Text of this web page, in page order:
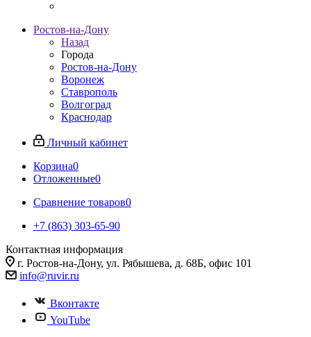
Ростов-на-Дону
Назад
Города
Ростов-на-Дону
Воронеж
Ставрополь
Волгоград
Краснодар
Личный кабинет
Корзина0
Отложенные0
Сравнение товаров0
+7 (863) 303-65-90
Контактная информация
г. Ростов-на-Дону, ул. Рябышева, д. 68Б, офис 101
info@ruvir.ru
Вконтакте
YouTube